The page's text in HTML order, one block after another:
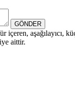
GÖNDER
içeren,
aittir.